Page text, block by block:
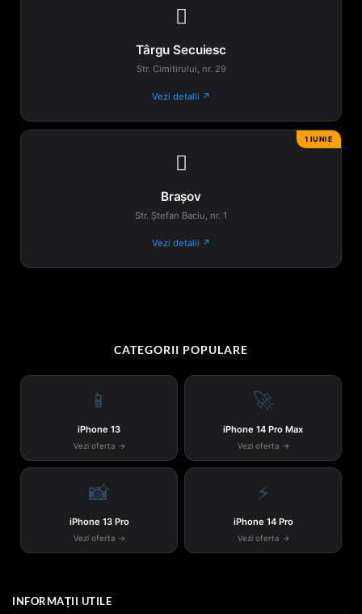

Târgu Secuiesc
Str. Cimitirului, nr. 29
Vezi detalii ↗
1 IUNIE

Brașov
Str. Ștefan Baciu, nr. 1
Vezi detalii ↗
CATEGORII POPULARE
📱
iPhone 13
Vezi oferta →
🚀
iPhone 14 Pro Max
Vezi oferta →
📸
iPhone 13 Pro
Vezi oferta →
⚡
iPhone 14 Pro
Vezi oferta →
INFORMAȚII UTILE